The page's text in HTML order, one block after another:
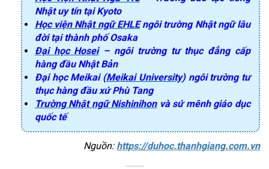
Nhật uy tín tại Kyoto
Học viện Nhật ngữ EHLEngôi trường Nhật ngữ lâu
đời tại thành phố Osaka
Đại học Hosei– ngôi trường tư thục đẳng cấp
hàng đầu Nhật Bản
Đại học Meikai (Meikai University) ngôi trường tư
thục hàng đầu xứ Phù Tang
Trường Nhật ngữ Nishinihonvà sứ mênh giáo dục
quốc tế
Nguồn: https://duhoc.thanhgiang.com.vn